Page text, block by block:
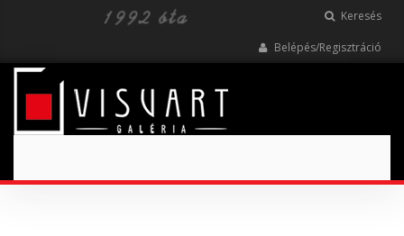
Keresés
Belépés/Regisztráció